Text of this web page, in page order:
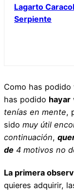
Lagarto
Serpiente
Como has podido
has podido hayar
tenías en mente,
sido muy útil
continuación,
de 4 motivos no
La primera
quieres adquirir,